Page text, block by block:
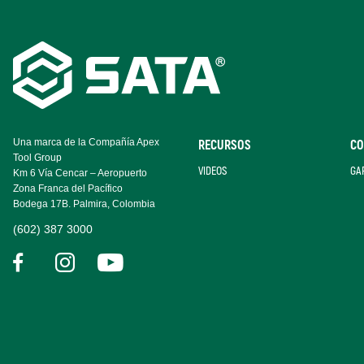
Footer
Navigation
Una marca de la Compañía Apex
Tool Group
Km 6 Vía Cencar – Aeropuerto
Zona Franca del Pacífico
Bodega 17B. Palmira, Colombia
(602) 387 3000
RECURSOS
VIDEOS